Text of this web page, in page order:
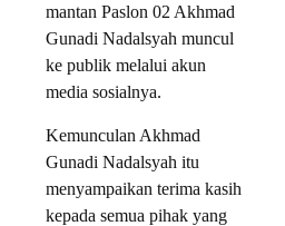
mantan Paslon 02 Akhmad
Gunadi Nadalsyah muncul
ke publik melalui akun
media sosialnya.
Kemunculan Akhmad
Gunadi Nadalsyah itu
menyampaikan terima kasih
kepada semua pihak yang